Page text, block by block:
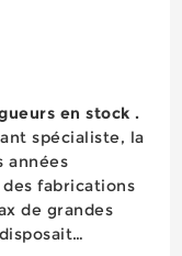
en stock .
spécialiste, la
années
fabrications
de grandes